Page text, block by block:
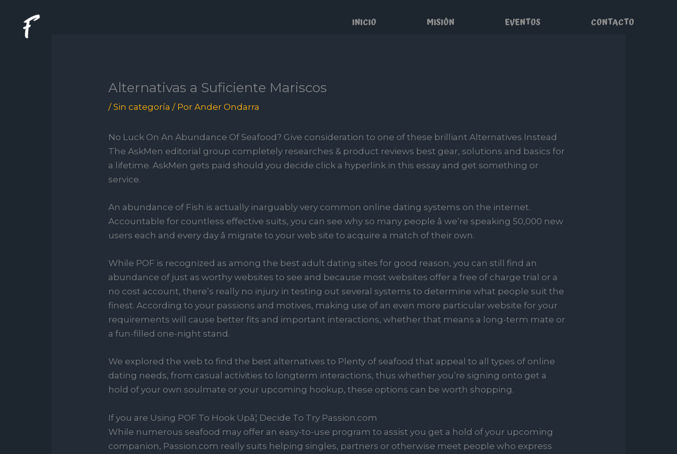
contenido
INICIO MISIÓN EVENTOS CONTACTO
Alternativas a Suficiente Mariscos
/Sin categoría / PorAnder Ondarra
No Luck On An Abundance Of Seafood? Give consideration to one of these brilliant Alternatives Instead
The AskMen editorial group completely researches & product reviews best gear, solutions and basics for
a lifetime. AskMen gets paid should you decide click a hyperlink in this essay and get something or
service.
An abundance of Fish is actually inarguably very common online dating systems on the internet.
Accountable for countless effective suits, you can see why so many people â we’re speaking 50,000 new
users each and every day â migrate to your web site to acquire a match of their own.
While POF is recognized as among the best adult dating sites for good reason, you can still find an
abundance of just as worthy websites to see and because most websites offer a free of charge trial or a
no cost account, there’s really no injury in testing out several systems to determine what people suit the
finest. According to your passions and motives, making use of an even more particular website for your
requirements will cause better fits and important interactions, whether that means a long-term mate or
a fun-filled one-night stand.
We explored the web to find the best alternatives to Plenty of seafood that appeal to all types of online
dating needs, from casual activities to longterm interactions, thus whether you’re signing onto get a
hold of your own soulmate or your upcoming hookup, these options can be worth shopping.
If you are Using POF To Hook Upâ¦ Decide To Try Passion.com
While numerous seafood may offer an easy-to-use program to assist you get a hold of your upcoming
companion, Passion.com really suits helping singles, partners or otherwise meet people who express